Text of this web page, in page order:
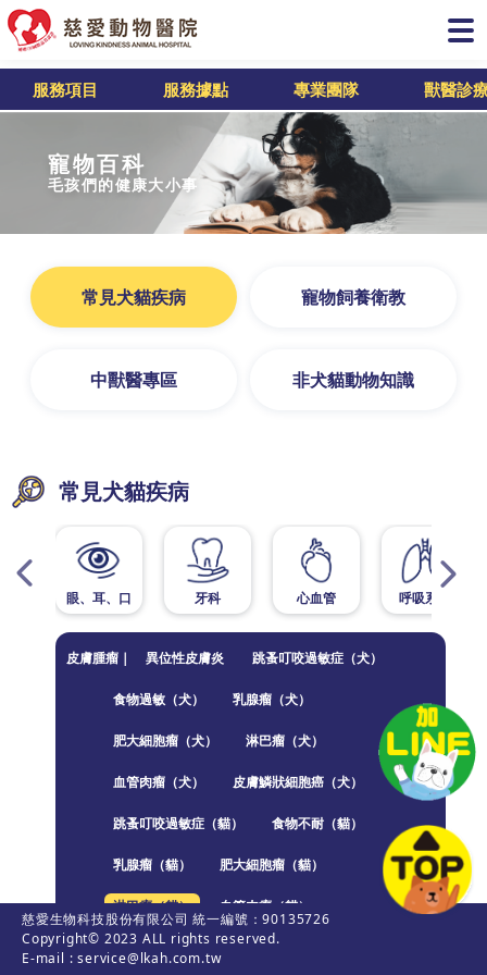
服務項目 服務據點 專業團隊 獸醫診
寵物百科
毛孩們的健康大小事
常見犬貓疾病 寵物飼養衛教
中獸醫專區 非犬貓動物知識
常見犬貓疾病
眼、耳、口 牙科 心血管 呼吸系統
皮膚腫瘤｜ 異位性皮膚炎 跳蚤叮咬過敏症（犬）
食物過敏（犬） 乳腺瘤（犬）
肥大細胞瘤（犬） 淋巴瘤（犬）
血管肉瘤（犬） 皮膚鱗狀細胞癌（犬）
跳蚤叮咬過敏症（貓） 食物不耐（貓）
乳腺瘤（貓） 肥大細胞瘤（貓）
淋巴瘤（貓） 血管肉瘤（貓）
慈愛生物科技股份有限公司 統一編號：90135726
Copyright© 2023 ALL rights reserved.
E-mail : service@lkah.com.tw